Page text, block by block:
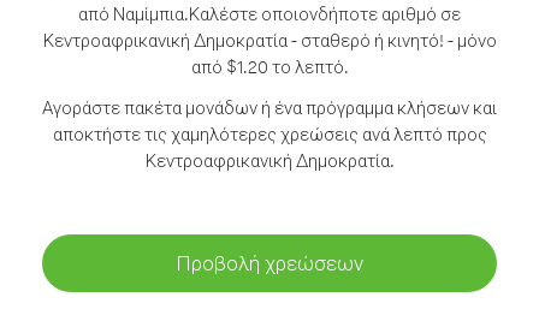
από Ναμίμπια.Καλέστε οποιονδήποτε αριθμό σε
Κεντροαφρικανική Δημοκρατία - σταθερό ή κινητό! - μόνο
από $1.20 το λεπτό.
Αγοράστε πακέτα μονάδων ή ένα πρόγραμμα κλήσεων και
αποκτήστε τις χαμηλότερες χρεώσεις ανά λεπτό προς
Κεντροαφρικανική Δημοκρατία.
Προβολή χρεώσεων